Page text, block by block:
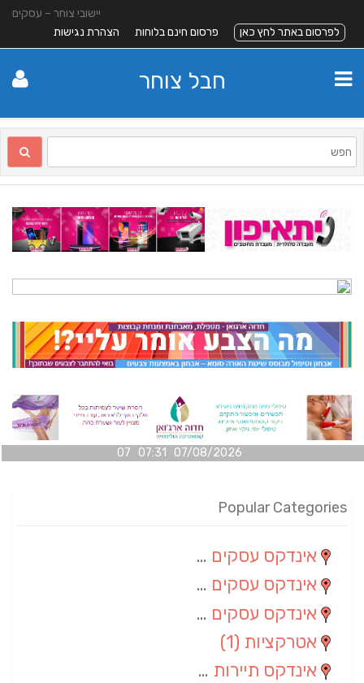
יישובי צוחר – עסקים
לפרסום באתר לחץ כאן
פרסום חינם בלוחות הצהרת נגישות
חבל צוחר
07/08/2026 07:31 07
Popular Categories
אינדקס עסקים מרחבי
אינדקס עסקים מקומי
אינדקס עסקים ארצי
אטרקציות (1)
אינדקס תיירות ארצי